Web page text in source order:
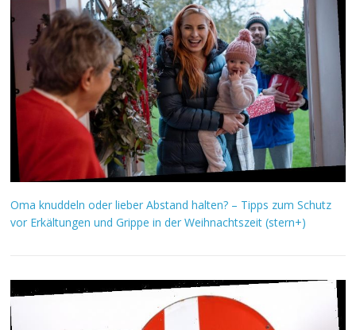
Oma knuddeln oder lieber Abstand halten? – Tipps zum Schutz
vor Erkältungen und Grippe in der Weihnachtszeit (stern+)